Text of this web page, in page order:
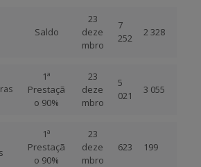
Saldo
23
deze
mbro
7
252
2 328
1ª
Prestaçã
o 90%
23
deze
mbro
5
021
3 055
1ª
Prestaçã
o 90%
23
deze
mbro
623 199